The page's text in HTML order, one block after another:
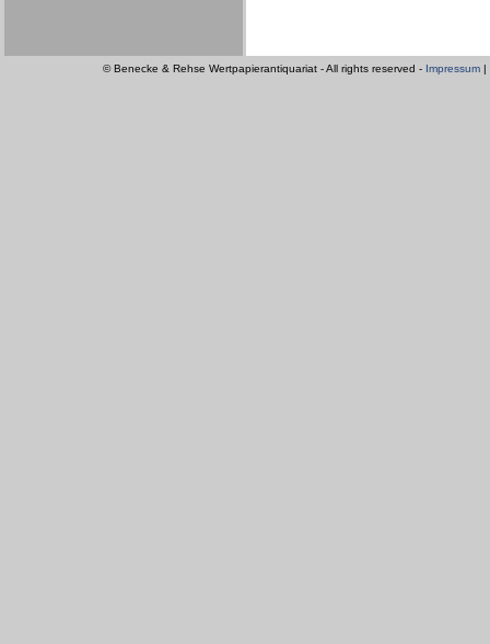
© Benecke & Rehse Wertpapierantiquariat - All rights reserved - Impressum |